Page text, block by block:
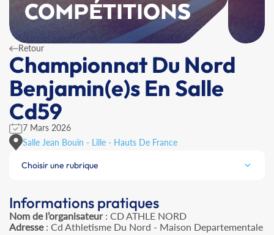
COMPÉTITIONS
Retour
Championnat Du Nord
Benjamin(e)s En Salle
Cd59
7 Mars 2026
Salle Jean Bouin - Lille - Hauts De France
Choisir une rubrique
Informations pratiques
Nom de l’organisateur: CD ATHLE NORD
Adresse: Cd Athletisme Du Nord - Maison Departementale